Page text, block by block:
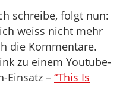
schreibe, folgt nun:
weiss nicht mehr
die Kommentare.
zu einem Youtube-
Einsatz – “This Is